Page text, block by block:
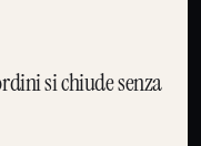
si chiude senza